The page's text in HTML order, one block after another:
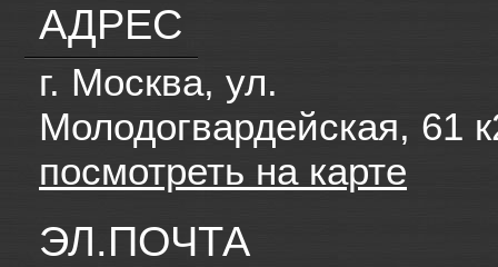
АДРЕС
г. Москва, ул.
Молодогвардейская, 61
посмотреть на карте
ЭЛ.ПОЧТА